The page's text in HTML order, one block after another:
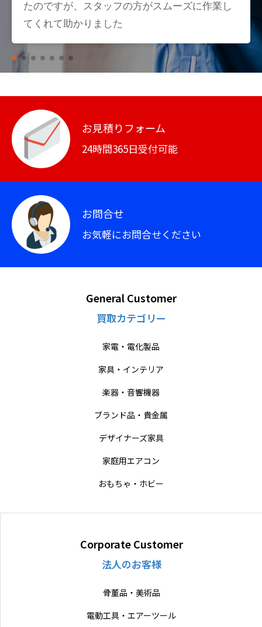
たのですが、スタッフの方がスムーズに作業し
てくれて助かりました
お見積りフォーム
24時間365日受付可能
お問合せ
お気軽にお問合せください
General Customer
買取カテゴリー
家電・電化製品
家具・インテリア
楽器・音響機器
ブランド品・貴金属
デザイナーズ家具
家庭用エアコン
おもちゃ・ホビー
Corporate Customer
法人のお客様
骨董品・美術品
電動工具・エアーツール